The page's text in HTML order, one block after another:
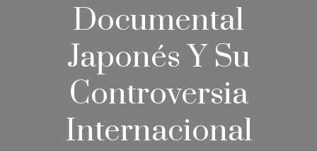
Documental
Japonés Y Su
Controversia
Internacional